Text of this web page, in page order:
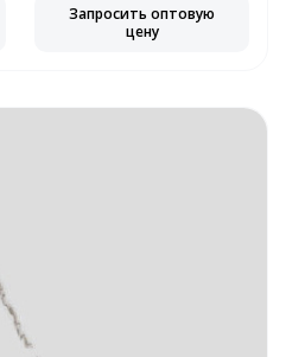
Запросить оптовую
цену